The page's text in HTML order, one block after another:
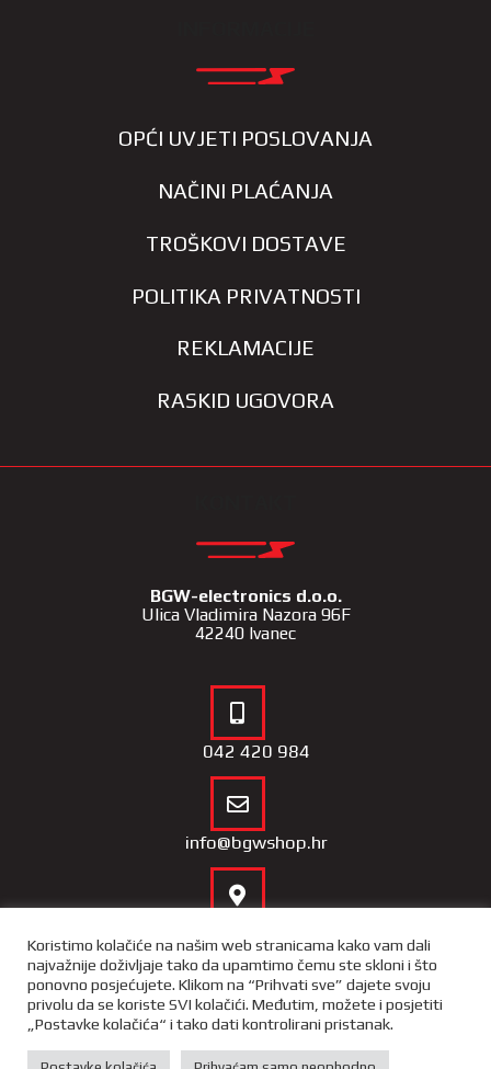
OPĆI UVJETI POSLOVANJA
NAČINI PLAĆANJA
TROŠKOVI DOSTAVE
POLITIKA PRIVATNOSTI
REKLAMACIJE
RASKID UGOVORA
BGW-electronics d.o.o.
Ulica Vladimira Nazora 96F
42240 Ivanec
042 420 984
info@bgwshop.hr
Copyright 2022 – BGW Shop | Opći uvjeti poslovnja
privatnosti i sigurnosti podataka
Koristimo kolačiće na našim web stranicama kako vam dali
najvažnije doživljaje tako da upamtimo čemu ste skloni i što
ponovno posjećujete. Klikom na “Prihvati sve” dajete svoju
privolu da se koriste SVI kolačići. Međutim, možete i posjetiti
„Postavke kolačića“ i tako dati kontrolirani pristanak.